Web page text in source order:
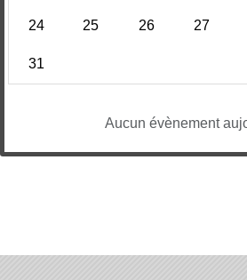
24 25 26 27
31
Aucun évènement